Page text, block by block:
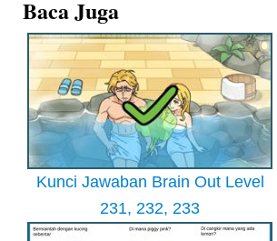
Baca Juga
Kunci Jawaban Brain Out Level
231, 232, 233